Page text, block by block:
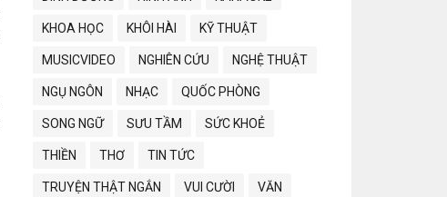
KHOA HỌC KHÔI HÀI KỸ THUẬT
MUSICVIDEO NGHIÊN CỨU NGHỆ THUẬT
NGỤ NGÔN NHẠC QUỐC PHÒNG
SONG NGỮ SƯU TẦM SỨC KHOẺ
THIỀN THƠ TIN TỨC
TRUYỆN THẬT NGẮN VUI CƯỜI VĂN